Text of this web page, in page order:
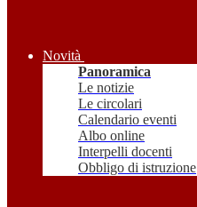
Novità
Panoramica
Le notizie
Le circolari
Calendario eventi
Albo online
Interpelli docenti
Obbligo di istruzione